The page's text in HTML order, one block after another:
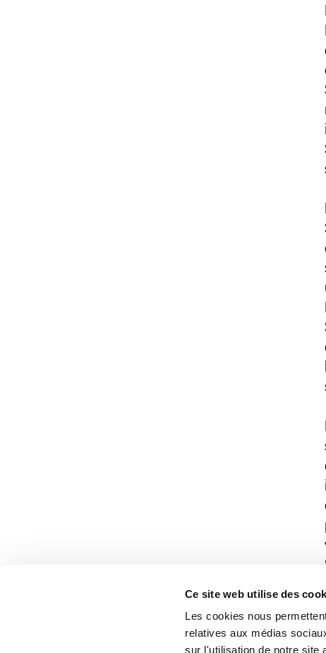
Ce site web utilise des
Les cookies nous
relatives aux médias
sur l'utilisation de notre site